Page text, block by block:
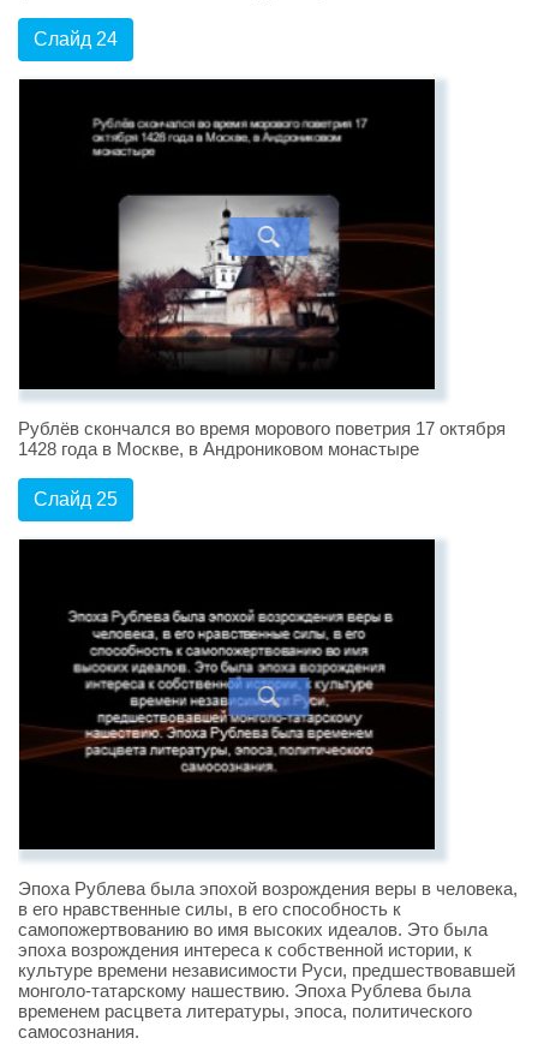
Слайд 24
Рублёв скончался во время морового поветрия 17 октября
1428 года в Москве, в Андрониковом монастыре
Слайд 25
Эпоха Рублева была эпохой возрождения веры в человека,
в его нравственные силы, в его способность к
самопожертвованию во имя высоких идеалов. Это была
эпоха возрождения интереса к собственной истории, к
культуре времени независимости Руси, предшествовавшей
монголо-татарскому нашествию. Эпоха Рублева была
временем расцвета литературы, эпоса, политического
самосознания.